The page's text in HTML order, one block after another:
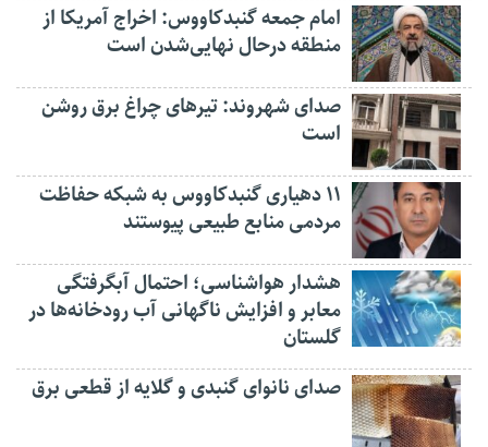
امام جمعه گنبدکاووس: اخراج آمریکا از
منطقه درحال نهایی‌شدن است
صدای شهروند: تیرهای چراغ برق روشن
است
۱۱ دهیاری گنبدکاووس به شبکه حفاظت
مردمی منابع طبیعی پیوستند
هشدار هواشناسی؛ احتمال آبگرفتگی
معابر و افزایش ناگهانی آب رودخانه‌ها در
گلستان
صدای نانوای گنبدی و گلایه از قطعی برق